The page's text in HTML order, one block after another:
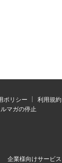
ポリシー 利用規約
ルマガの停止
企業様向けサービス